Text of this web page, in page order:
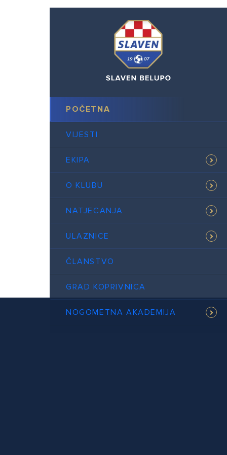
POČETNA
VIJESTI
EKIPA
O KLUBU
NATJECANJA
ULAZNICE
ČLANSTVO
GRAD KOPRIVNICA
NOGOMETNA AKADEMIJA